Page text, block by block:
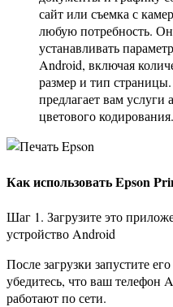
сайт или съемка с
любую потребность.
устанавливать
Android, включая
размер и тип
предлагает вам услуги
цветового кодирования.
Как использовать Epson
Шаг 1. Загрузите это
устройство Android
После загрузки запустите
убедитесь, что ваш телефон
работают по сети.